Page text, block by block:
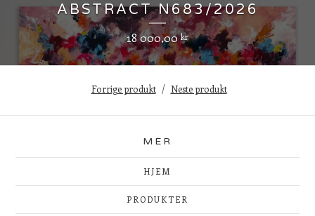
ABSTRACT N683/2026
18 000,00kr
Forrige produkt Neste produkt
MER
HJEM
PRODUKTER